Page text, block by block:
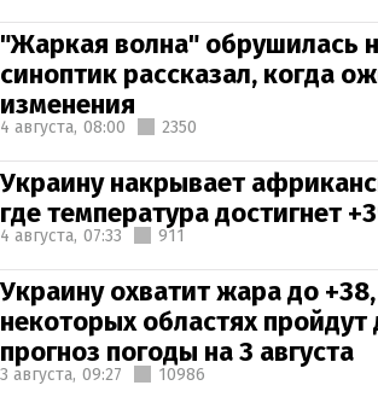
"Жаркая волна" обрушилась
синоптик рассказал, когда
изменения
4 августа, 08:00 2350
Украину накрывает
где температура достигнет
4 августа, 07:33 911
Украину охватит жара до
некоторых областях
прогноз погоды на 3 августа
3 августа, 09:27 10986